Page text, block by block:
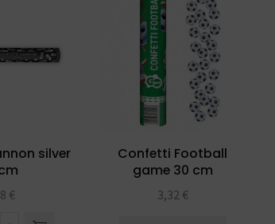
silver
€
Confetti Football
game 30 cm
3,32 €